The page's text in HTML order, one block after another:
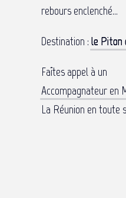
rebours enclenché…
Destination : le Piton
Faîtes appel à un
Accompagnateur en
La Réunion en toute